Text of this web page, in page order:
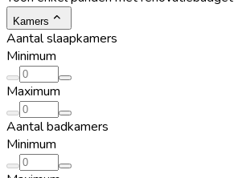
Kamers
Aantal slaapkamers
Minimum
Maximum
Aantal badkamers
Minimum